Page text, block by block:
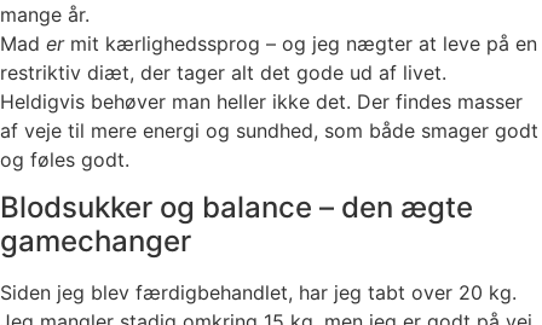
mange år.
Mad ermit kærlighedssprog – og jeg nægter at leve på en
restriktiv diæt, der tager alt det gode ud af livet.
Heldigvis behøver man heller ikke det. Der findes masser
af veje til mere energi og sundhed, som både smager godt
og føles godt.
Blodsukker og balance – den ægte
gamechanger
Siden jeg blev færdigbehandlet, har jeg tabt over 20 kg.